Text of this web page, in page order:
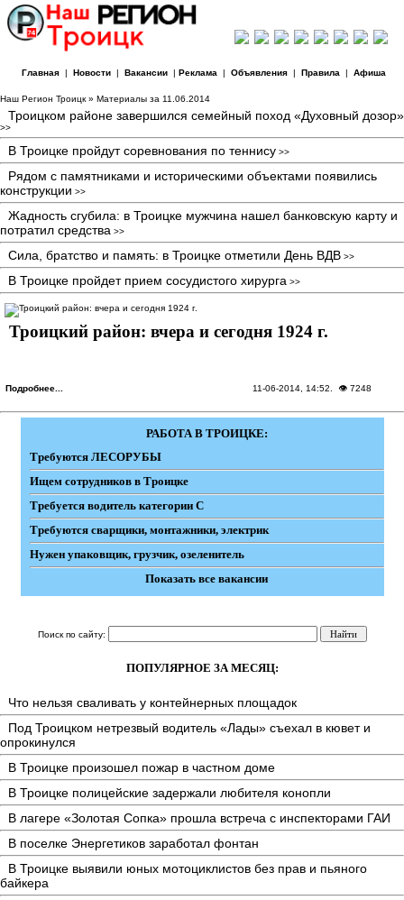
Главная| Новости| Вакансии| Реклама | Объявления| Правила | Афиша
Наш Регион Троицк » Материалы за 11.06.2014
Троицком районе завершился семейный поход «Духовный дозор»
>>
В Троицке пройдут соревнования по теннису >>
Рядом с памятниками и историческими объектами появились
конструкции >>
Жадность сгубила: в Троицке мужчина нашел банковскую карту и
потратил средства >>
Сила, братство и память: в Троицке отметили День ВДВ >>
В Троицке пройдет прием сосудистого хирурга >>
Троицкий район: вчера и сегодня 1924 г.
Подробнее... 11-06-2014, 14:52 . 👁 7248
РАБОТА В ТРОИЦКЕ:
Требуются ЛЕСОРУБЫ
Ищем сотрудников в Троицке
Требуется водитель категории С
Требуются сварщики, монтажники, электрик
Нужен упаковщик, грузчик, озеленитель
Показать все вакансии
Поиск по сайту:
ПОПУЛЯРНОЕ ЗА МЕСЯЦ:
Что нельзя сваливать у контейнерных площадок
Под Троицком нетрезвый водитель «Лады» съехал в кювет и
опрокинулся
В Троицке произошел пожар в частном доме
В Троицке полицейские задержали любителя конопли
В лагере «Золотая Сопка» прошла встреча с инспекторами ГАИ
В поселке Энергетиков заработал фонтан
В Троицке выявили юных мотоциклистов без прав и пьяного
байкера